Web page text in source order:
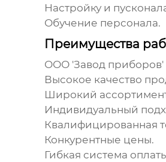
Настройку и
Обучение персонала.
Преимущества
ООО 'Завод приборов'
Высокое качество
Широкий
Индивидуальный
Квалифицированная
Конкурентные цены.
Гибкая система